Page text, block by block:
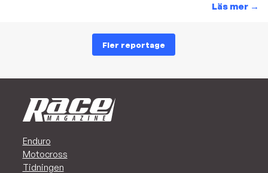
Läs mer →
Fler reportage
Enduro
Motocross
Tidningen